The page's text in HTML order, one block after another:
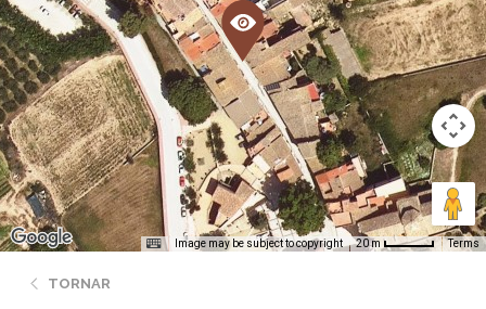
Image may be subject to copyright 20 m Terms
TORNAR